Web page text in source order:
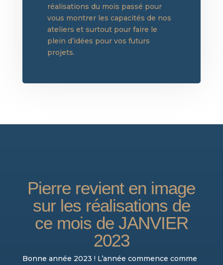
réalisations du mois passé pour
vous montrer les capacités de nos
ateliers et surtout pour faire le
plein d’idées pour vos futurs
projets.
Pierre revient en image
sur les réalisations de
ce mois de JANVIER
2023
Bonne année 2023 ! L’année commence comme